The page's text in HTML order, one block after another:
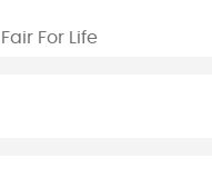
For Life